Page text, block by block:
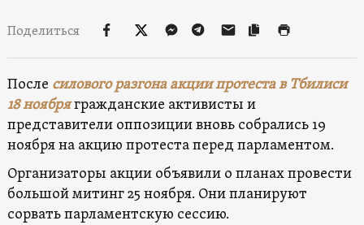
Поделиться
После силового разгона акции протеста в Тбилиси
18 ноябрягражданские активисты и
представители оппозиции вновь собрались 19
ноября на акцию протеста перед парламентом.
Организаторы акции объявили о планах провести
большой митинг 25 ноября. Они планируют
сорвать парламентскую сессию.